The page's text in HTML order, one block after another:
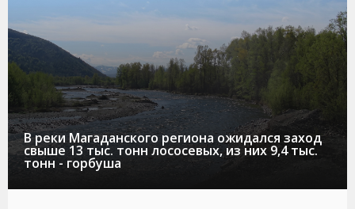
В реки Магаданского региона ожидался заход
свыше 13 тыс. тонн лососевых, из них 9,4 тыс.
тонн - горбуша